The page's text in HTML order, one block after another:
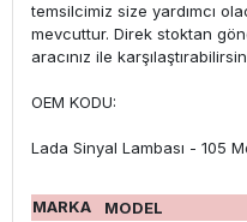
temsilcimiz size yardımcı
mevcuttur. Direk stoktan
aracınız ile
OEM KODU:
Lada Sinyal Lambası - 105
MARKA MODEL